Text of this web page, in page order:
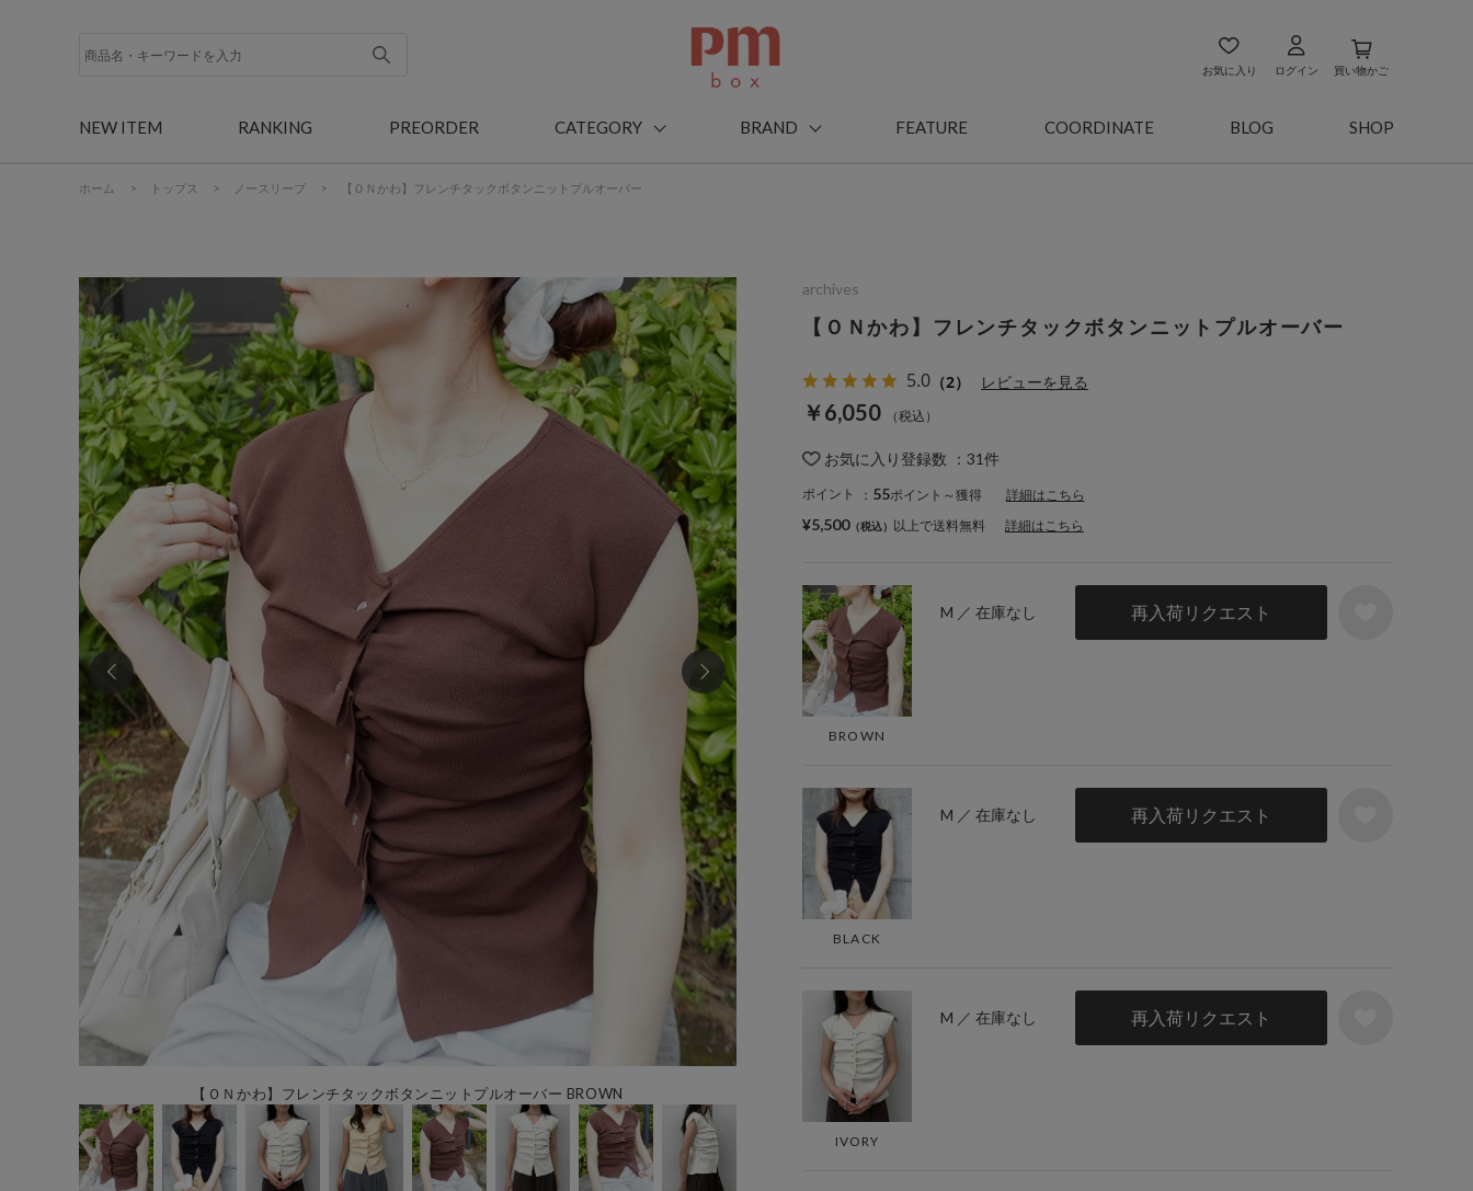
お気に入り ログイン 買い物かご
NEW ITEM RANKING PREORDER CATEGORY BRAND FEATURE COORDINATE BLOG SHOP
ホーム > トップス > ノースリーブ > 【ＯＮかわ】フレンチタックボタンニットプルオーバー
【ＯＮかわ】フレンチタックボタンニットプルオーバー BROWN
【ＯＮかわ】フレンチタックボタンニットプルオーバー
5.0 （2） レビューを見る
￥6,050
お気に入り登録数 ：31件
ポイント ： 55ポイント～獲得 詳細はこちら
BROWN
M ／ 在庫なし 再入荷リクエスト
BLACK
M ／ 在庫なし 再入荷リクエスト
IVORY
M ／ 在庫なし 再入荷リクエスト
archives
¥5,500 以上で送料無料 詳細はこちら